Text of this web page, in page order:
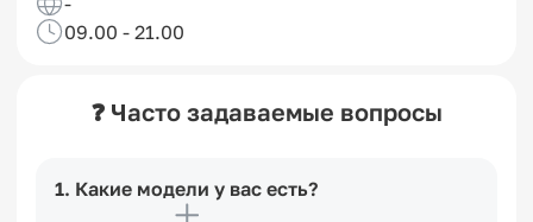
09.00 - 21.00
❓ Часто задаваемые вопросы
1. Какие модели у вас есть?